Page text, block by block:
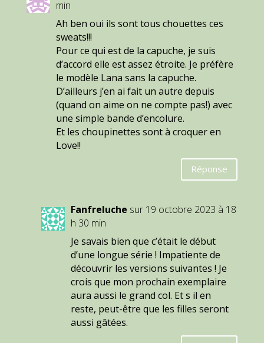
min
Ah ben oui ils sont tous chouettes ces
sweats!!!
Pour ce qui est de la capuche, je suis
d’accord elle est assez étroite. Je préfère
le modèle Lana sans la capuche.
D’ailleurs j’en ai fait un autre depuis
(quand on aime on ne compte pas!) avec
une simple bande d’encolure.
Et les choupinettes sont à croquer en
Love!!
Réponse
Fanfreluche sur 19 octobre 2023 à 18
h 30 min
Je savais bien que c’était le début
d’une longue série ! Impatiente de
découvrir les versions suivantes ! Je
crois que mon prochain exemplaire
aura aussi le grand col. Et s il en
reste, peut-être que les filles seront
aussi gâtées.